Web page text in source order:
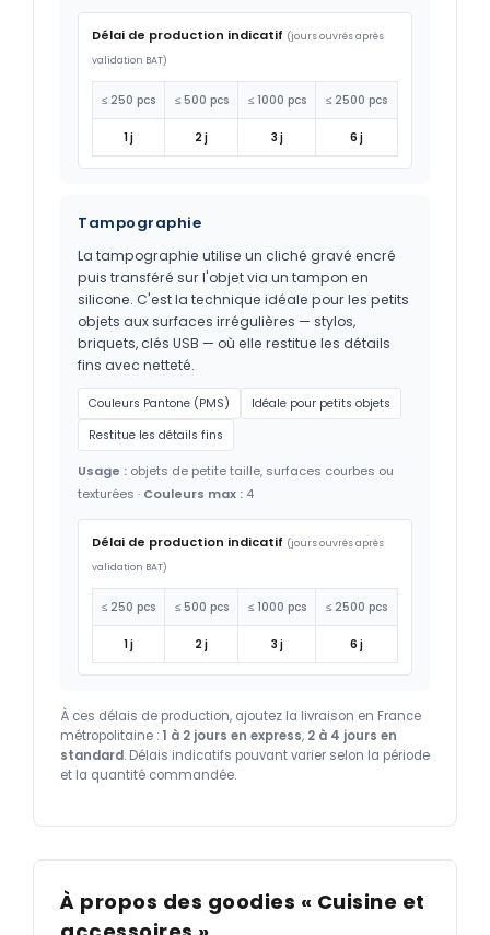
Délai de production indicatif (jours ouvrés après
validation BAT)
≤ 250 pcs ≤ 500 pcs ≤ 1000 pcs ≤ 2500 pcs
1 j 2 j 3 j 6 j
Tampographie
La tampographie utilise un cliché gravé encré
puis transféré sur l'objet via un tampon en
silicone. C'est la technique idéale pour les petits
objets aux surfaces irrégulières — stylos,
briquets, clés USB — où elle restitue les détails
fins avec netteté.
Couleurs Pantone (PMS)
Idéale pour petits objets
Restitue les détails fins
Usage : objets de petite taille, surfaces courbes ou
texturées · Couleurs max : 4
Délai de production indicatif (jours ouvrés après
validation BAT)
≤ 250 pcs ≤ 500 pcs ≤ 1000 pcs ≤ 2500 pcs
1 j 2 j 3 j 6 j
À ces délais de production, ajoutez la livraison en France
métropolitaine : 1 à 2 jours en express, 2 à 4 jours en
standard. Délais indicatifs pouvant varier selon la période
et la quantité commandée.
À propos des goodies « Cuisine et